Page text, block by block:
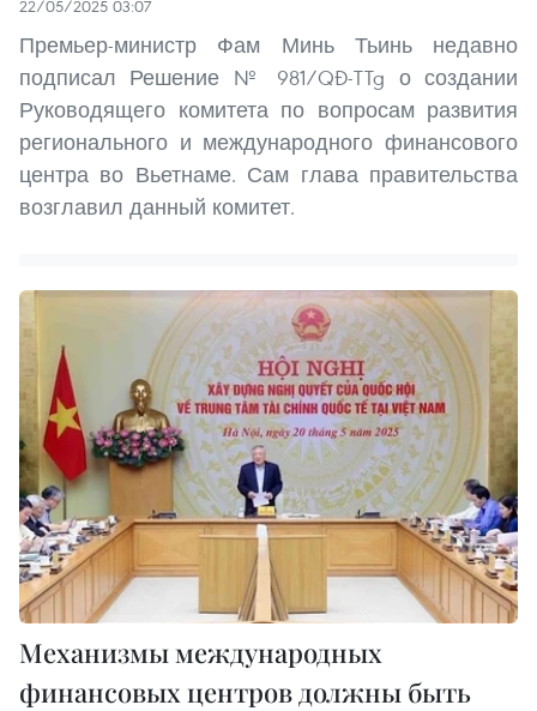
22/05/2025 03:07
Премьер-министр Фам Минь Тьинь недавно
подписал Решение № 981/QĐ-TTg о создании
Руководящего комитета по вопросам развития
регионального и международного финансового
центра во Вьетнаме. Сам глава правительства
возглавил данный комитет.
Механизмы международных
финансовых центров должны быть